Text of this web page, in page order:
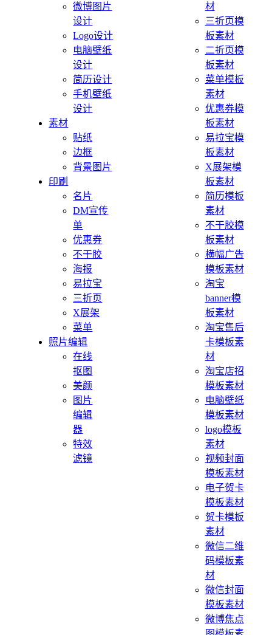
微博图片
设计
Logo设计
电脑壁纸
设计
简历设计
手机壁纸
设计
素材
贴纸
边框
背景图片
印刷
名片
DM宣传
单
优惠券
不干胶
海报
易拉宝
三折页
X展架
菜单
照片编辑
在线
抠图
美颜
图片
编辑
器
特效
滤镜
材
三折页模
板素材
二折页模
板素材
菜单模板
素材
优惠券模
板素材
易拉宝模
板素材
X展架模
板素材
简历模板
素材
不干胶模
板素材
横幅广告
模板素材
淘宝
banner模
板素材
淘宝售后
卡模板素
材
淘宝店招
模板素材
电脑壁纸
模板素材
logo模板
素材
视频封面
模板素材
电子贺卡
模板素材
贺卡模板
素材
微信二维
码模板素
材
微信封面
模板素材
微博焦点